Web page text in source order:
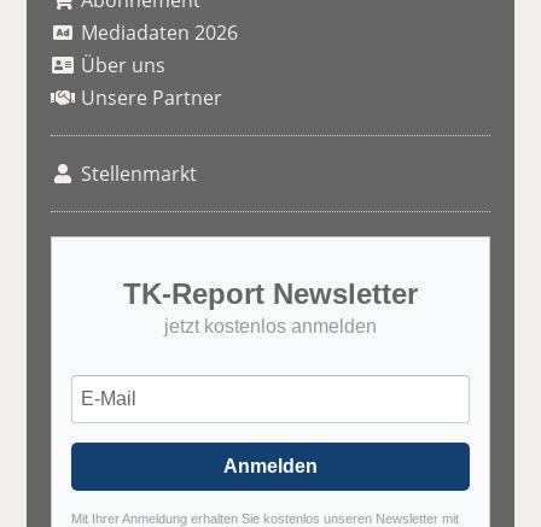
Mediadaten 2026
Über uns
Unsere Partner
Stellenmarkt
TK-Report Newsletter
jetzt kostenlos anmelden
Anmelden
Mit Ihrer Anmeldung erhalten Sie kostenlos unseren Newsletter mit